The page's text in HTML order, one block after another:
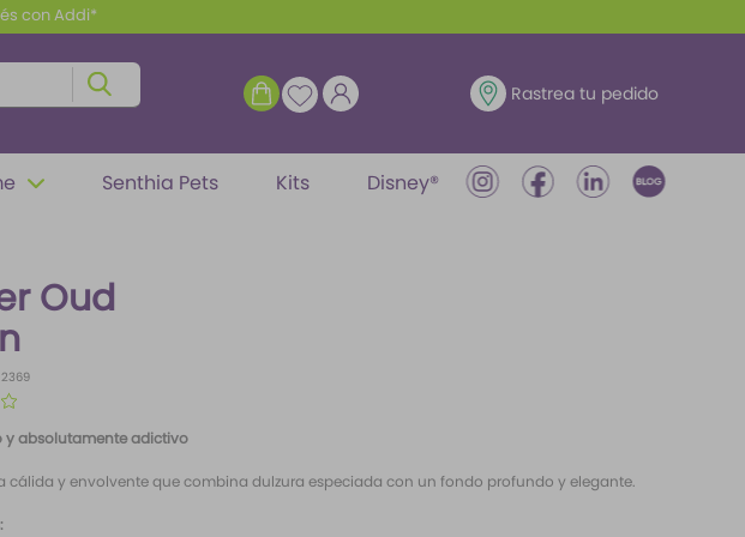
ENTRAR Rastrea tu pedido
Senthia Pets Kits
Disney®
Oud
y absolutamente adictivo
cálida y envolvente que combina dulzura especiada con un fondo profundo y elegante.